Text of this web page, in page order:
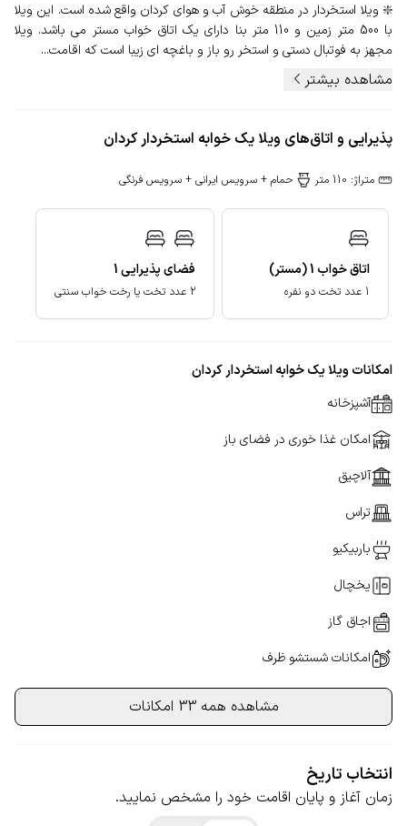
❇️ ویلا استخردار در منطقه خوش آب و هوای کردان واقع شده است. این ویلا
با 500 متر زمین و 110 متر بنا دارای یک اتاق خواب مستر می باشد. ویلا
مجهز به فوتبال دستی و استخر رو باز و باغچه ای زیبا است که اقامت...
مشاهده بیشتر
پذیرایی و اتاق‌های ویلا یک خوابه استخردار کردان
متراژ: 110 متر حمام + سرویس ایرانی + سرویس فرنگی
اتاق خواب 1(مستر)
1 عدد تخت دو نفره
فضای پذیرایی1
2 عدد تخت یا رخت خواب سنتی
امکانات ویلا یک خوابه استخردار کردان
آشپزخانه
امکان غذا خوری در فضای باز
آلاچیق
تراس
باربیکیو
یخچال
اجاق گاز
امکانات شستشو ظرف
مشاهده همه 33 امکانات
انتخاب تاریخ
زمان آغاز و پایان اقامت خود را مشخص نمایید.